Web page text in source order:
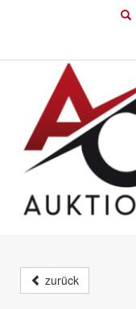
zurück